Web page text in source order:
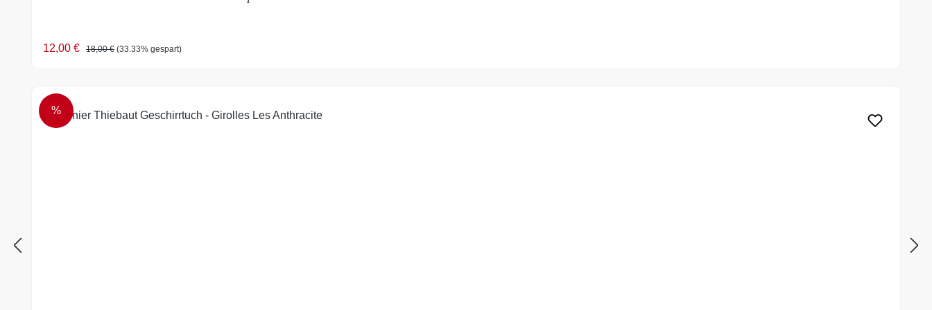
Verkaufspreis:
12,00 € Regulärer Preis:
18,00 € (33.33% gespart)
RABATT
%